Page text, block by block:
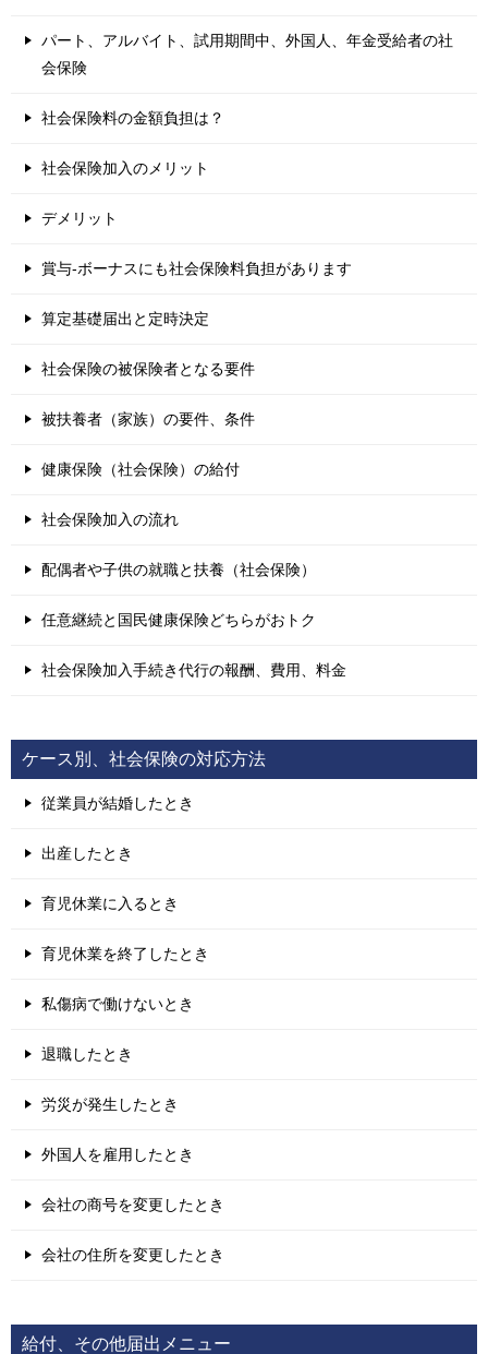
パート、アルバイト、試用期間中、外国人、年金受給者の社
会保険
社会保険料の金額負担は？
社会保険加入のメリット
デメリット
賞与-ボーナスにも社会保険料負担があります
算定基礎届出と定時決定
社会保険の被保険者となる要件
被扶養者（家族）の要件、条件
健康保険（社会保険）の給付
社会保険加入の流れ
配偶者や子供の就職と扶養（社会保険）
任意継続と国民健康保険どちらがおトク
社会保険加入手続き代行の報酬、費用、料金
ケース別、社会保険の対応方法
従業員が結婚したとき
出産したとき
育児休業に入るとき
育児休業を終了したとき
私傷病で働けないとき
退職したとき
労災が発生したとき
外国人を雇用したとき
会社の商号を変更したとき
会社の住所を変更したとき
給付、その他届出メニュー